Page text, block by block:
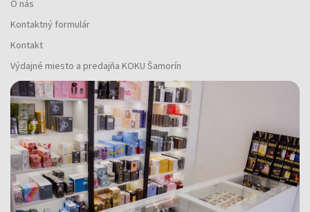
O nás
Kontaktný formulár
Kontakt
Výdajné miesto a predajňa KOKU Šamorín